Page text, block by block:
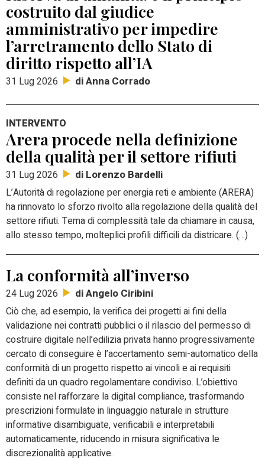
costruito dal giudice
amministrativo per impedire
l’arretramento dello Stato di
diritto rispetto all’IA
31 Lug 2026 di Anna Corrado
INTERVENTO
Arera procede nella definizione
della qualità per il settore rifiuti
31 Lug 2026 di Lorenzo Bardelli
L’Autorità di regolazione per energia reti e ambiente (ARERA)
ha rinnovato lo sforzo rivolto alla regolazione della qualità del
settore rifiuti. Tema di complessità tale da chiamare in causa,
allo stesso tempo, molteplici profili difficili da districare. (…)
La conformità all’inverso
24 Lug 2026 di Angelo Ciribini
Ciò che, ad esempio, la verifica dei progetti ai fini della
validazione nei contratti pubblici o il rilascio del permesso di
costruire digitale nell’edilizia privata hanno progressivamente
cercato di conseguire è l’accertamento semi-automatico della
conformità di un progetto rispetto ai vincoli e ai requisiti
definiti da un quadro regolamentare condiviso. L’obiettivo
consiste nel rafforzare la digital compliance, trasformando
prescrizioni formulate in linguaggio naturale in strutture
informative disambiguate, verificabili e interpretabili
automaticamente, riducendo in misura significativa le
discrezionalità applicative.